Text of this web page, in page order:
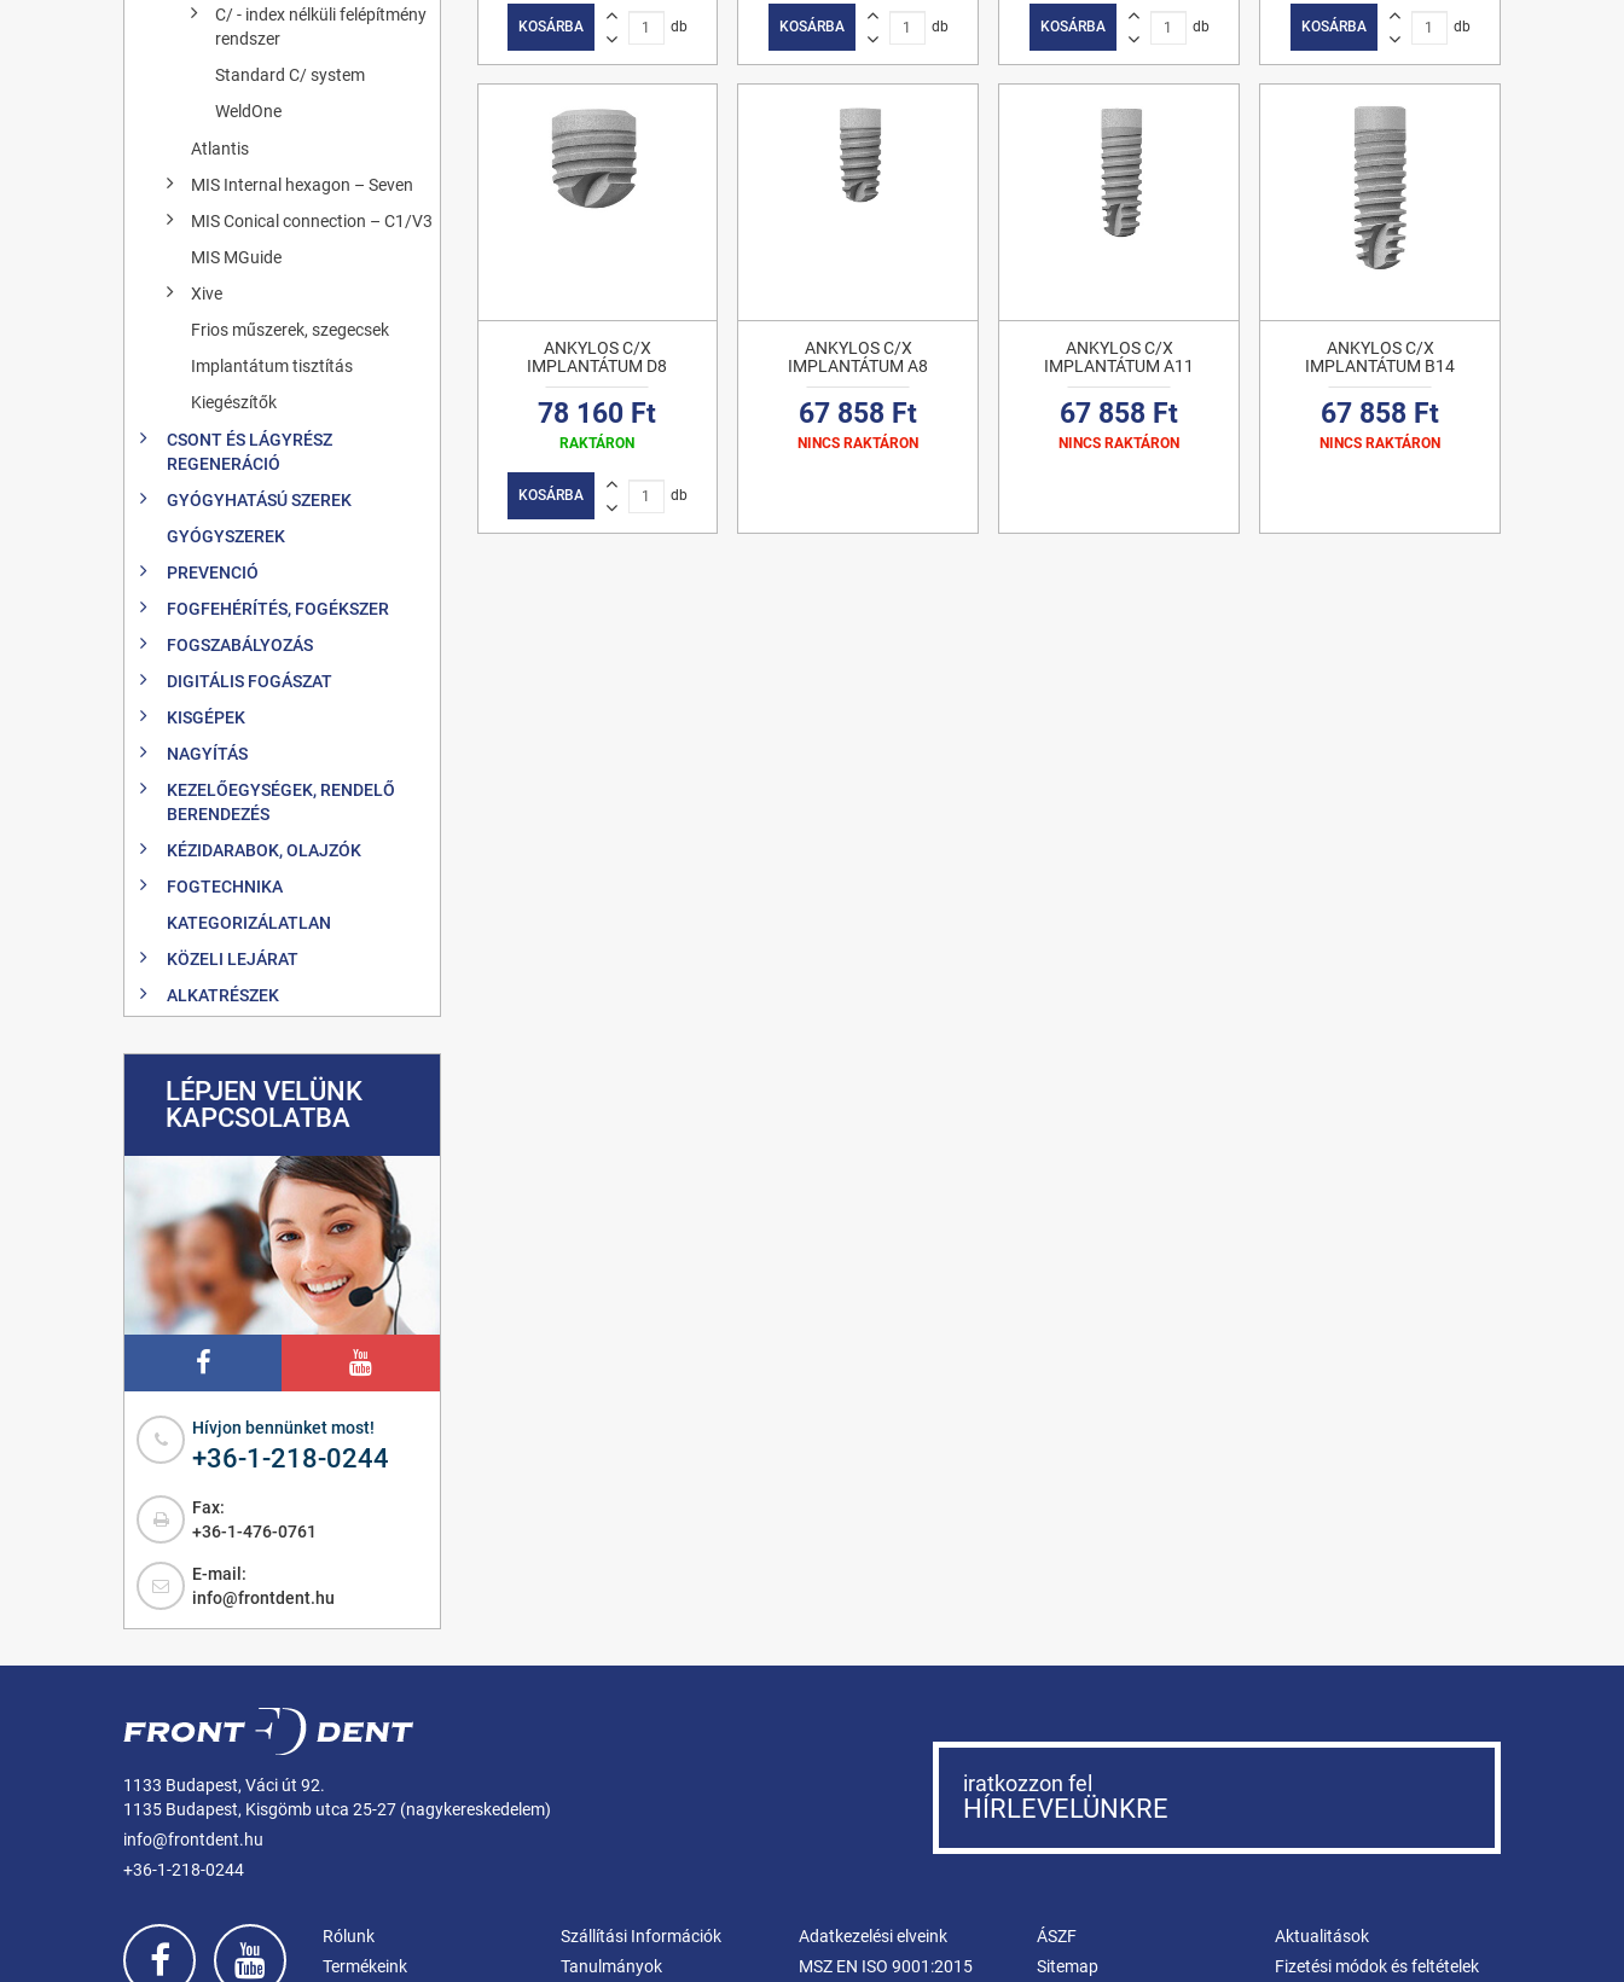
C/ - index nélküli felépítmény
rendszer
Standard C/ system
WeldOne
Atlantis
MIS Internal hexagon – Seven
MIS Conical connection – C1/V3
MIS MGuide
Xive
Frios műszerek, szegecsek
Implantátum tisztítás
Kiegészítők
CSONT ÉS LÁGYRÉSZ
REGENERÁCIÓ
GYÓGYHATÁSÚ SZEREK
GYÓGYSZEREK
PREVENCIÓ
FOGFEHÉRÍTÉS, FOGÉKSZER
FOGSZABÁLYOZÁS
DIGITÁLIS FOGÁSZAT
KISGÉPEK
NAGYÍTÁS
KEZELŐEGYSÉGEK, RENDELŐ
BERENDEZÉS
KÉZIDARABOK, OLAJZÓK
FOGTECHNIKA
KATEGORIZÁLATLAN
KÖZELI LEJÁRAT
ALKATRÉSZEK
LÉPJEN VELÜNK
KAPCSOLATBA
Hívjon bennünket most!
+36-1-218-0244
Fax:
+36-1-476-0761
E-mail:
info@frontdent.hu
KOSÁRBA db KOSÁRBA db KOSÁRBA db KOSÁRBA db
ANKYLOS C/X
IMPLANTÁTUM D8
78 160 Ft
RAKTÁRON
KOSÁRBA db
ANKYLOS C/X
IMPLANTÁTUM A8
67 858 Ft
NINCS RAKTÁRON
ANKYLOS C/X
IMPLANTÁTUM A11
67 858 Ft
NINCS RAKTÁRON
ANKYLOS C/X
IMPLANTÁTUM B14
67 858 Ft
NINCS RAKTÁRON
1133 Budapest, Váci út 92.
1135 Budapest, Kisgömb utca 25-27 (nagykereskedelem)
info@frontdent.hu
+36-1-218-0244
iratkozzon fel
HÍRLEVELÜNKRE
Rólunk Szállítási Információk Adatkezelési elveink ÁSZF
Aktualitások
Termékeink
Tanulmányok MSZ EN ISO 9001:2015 Sitemap Fizetési módok és feltételek